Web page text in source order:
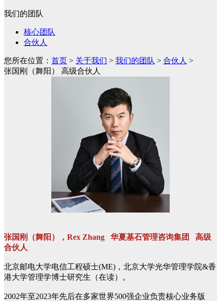
我们的团队
核心团队
合伙人
您所在位置： 首页 > 关于我们 > 我们的团队 > 合伙人 >
张国刚（舞阳） 高级合伙人
张国刚（舞阳），Rex Zhang 华夏基石管理咨询集团 高级
合伙人
北京邮电大学电信工程硕士(ME)，北京大学光华管理学院&香
港大学管理学博士研究生（在读）。
2002年至2023年先后在多家世界500强企业负责核心业务版